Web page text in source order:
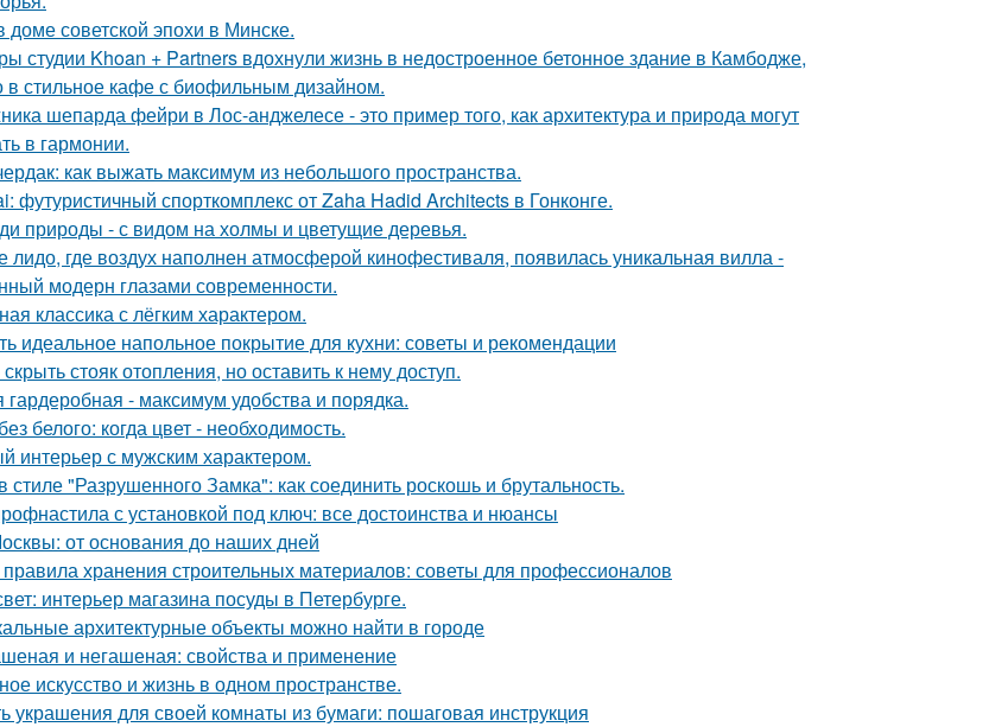
доме советской эпохи в Минске.
студии Khoan + Partners вдохнули жизнь в недостроенное бетонное здание в Камбодже,
в стильное кафе с биофильным дизайном.
шепарда фейри в Лос-анджелесе - это пример того, как архитектура и природа могут
в гармонии.
как выжать максимум из небольшого пространства.
футуристичный спорткомплекс от Zaha Hadid Architects в Гонконге.
природы - с видом на холмы и цветущие деревья.
лидо, где воздух наполнен атмосферой кинофестиваля, появилась уникальная вилла -
модерн глазами современности.
классика с лёгким характером.
идеальное напольное покрытие для кухни: советы и рекомендации
стояк отопления, но оставить к нему доступ.
гардеробная - максимум удобства и порядка.
белого: когда цвет - необходимость.
интерьер с мужским характером.
стиле "Разрушенного Замка": как соединить роскошь и брутальность.
с установкой под ключ: все достоинства и нюансы
от основания до наших дней
хранения строительных материалов: советы для профессионалов
интерьер магазина посуды в Петербурге.
архитектурные объекты можно найти в городе
и негашеная: свойства и применение
искусство и жизнь в одном пространстве.
украшения для своей комнаты из бумаги: пошаговая инструкция